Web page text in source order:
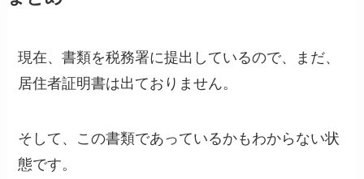
現在、書類を税務署に提出しているので、まだ、
居住者証明書は出ておりません。
そして、この書類であっているかもわからない状
態です。